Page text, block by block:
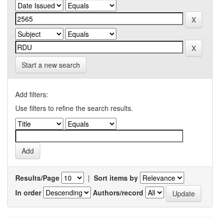
Start a new search
Add filters:
Use filters to refine the search results.
Results/Page | Sort items by
In order
Authors/record